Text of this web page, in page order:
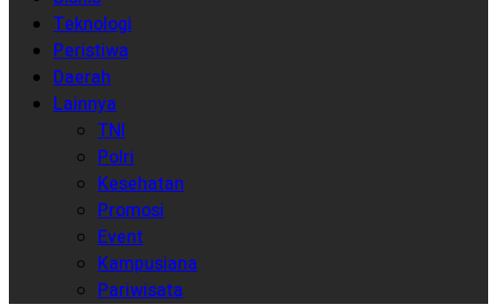
Teknologi
Peristiwa
Daerah
Lainnya
TNI
Polri
Kesehatan
Promosi
Event
Kampusiana
Pariwisata